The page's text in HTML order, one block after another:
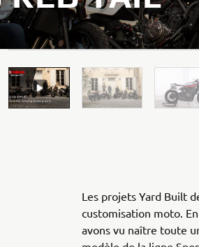
Les projets Yard Built
customisation moto.
avons vu naître toute